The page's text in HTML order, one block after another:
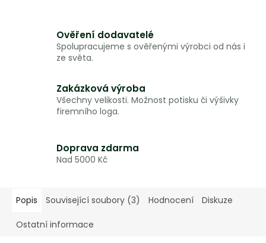
Ověření dodavatelé
Spolupracujeme s ověřenými výrobci od nás i
ze světa.
Zakázková výroba
Všechny velikosti. Možnost potisku či výšivky
firemního loga.
Doprava zdarma
Nad 5000 Kč
Popis Související soubory (3) Hodnocení Diskuze
Ostatní informace